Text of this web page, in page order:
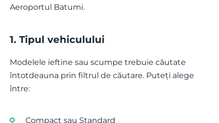
Aeroportul Batumi.
1. Tipul vehiculului
Modelele ieftine sau scumpe trebuie căutate
întotdeauna prin filtrul de căutare. Puteți alege
între:
Compact sau Standard